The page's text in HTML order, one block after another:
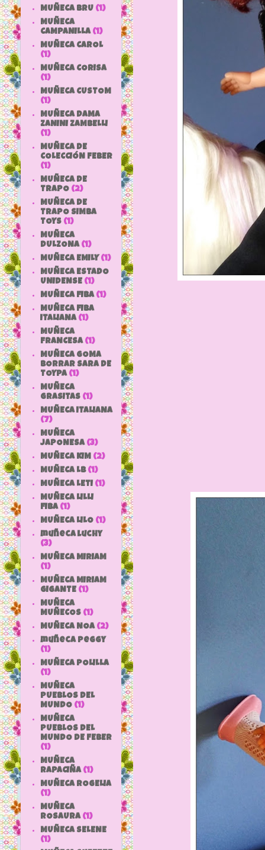
MUÑECA BRU (1)
MUÑECA
CAMPANILLA (1)
MUÑECA CAROL
(1)
MUÑECA CORISA
(1)
MUÑECA CUSTOM
(1)
MUÑECA DAMA
ZANINI ZAMBELLI
(1)
MUÑECA DE
COLECCIÓN FEBER
(1)
MUÑECA DE
TRAPO (2)
MUÑECA DE
TRAPO SIMBA
TOYS (1)
MUÑECA
DULZONA (1)
MUÑECA EMILY (1)
MUÑECA ESTADO
UNIDENSE (1)
MUÑECA FIBA (1)
MUÑECA FIBA
ITALIANA (1)
MUÑECA
FRANCESA (1)
MUÑECA GOMA
BORRAR SARA DE
TOYPA (1)
MUÑECA
GRASITAS (1)
MUÑECA ITALIANA
(7)
MUÑECA
JAPONESA (3)
MUÑECA KIM (2)
MUÑECA LB (1)
MUÑECA LETI (1)
MUÑECA LILLI
FIBA (1)
MUÑECA LILO (1)
muñeca luchy
(3)
MUÑECA MIRIAM
(1)
MUÑECA MIRIAM
GIGANTE (1)
MUÑECA
MUÑECOS (1)
MUÑECA NOA (2)
muñeca peggy
(1)
MUÑECA POLILLA
(1)
MUÑECA
PUEBLOS DEL
MUNDO (1)
MUÑECA
PUEBLOS DEL
MUNDO DE FEBER
(1)
MUÑECA
RAPACIÑA (1)
MUÑECA ROGELIA
(1)
MUÑECA
ROSAURA (1)
MUÑECA SELENE
(1)